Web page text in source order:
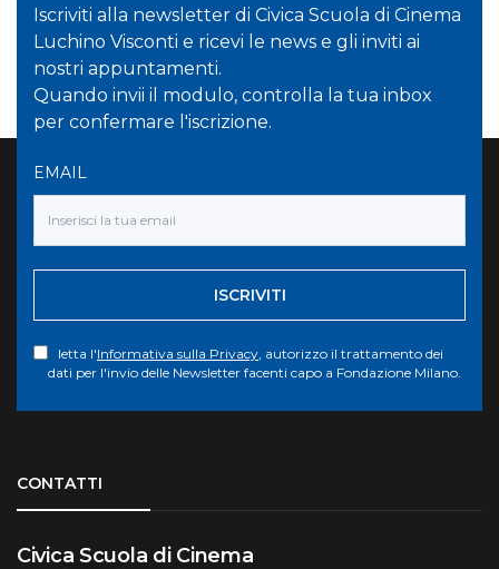
Iscriviti alla newsletter di Civica Scuola di Cinema
Luchino Visconti e ricevi le news e gli inviti ai
nostri appuntamenti.
Quando invii il modulo, controlla la tua inbox
per confermare l'iscrizione.
EMAIL
ISCRIVITI
letta l'Informativa sulla Privacy, autorizzo il trattamento dei
dati per l'invio delle Newsletter facenti capo a Fondazione Milano.
CONTATTI
Civica Scuola di Cinema